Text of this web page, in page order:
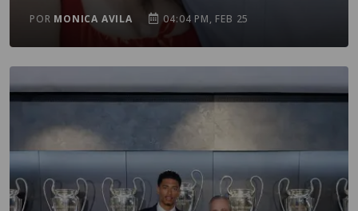
POR MONICA AVILA 04:04 PM, FEB 25